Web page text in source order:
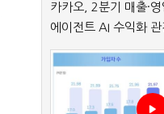
카카오, 2분기 매출·
에이전트 AI 수익화 관